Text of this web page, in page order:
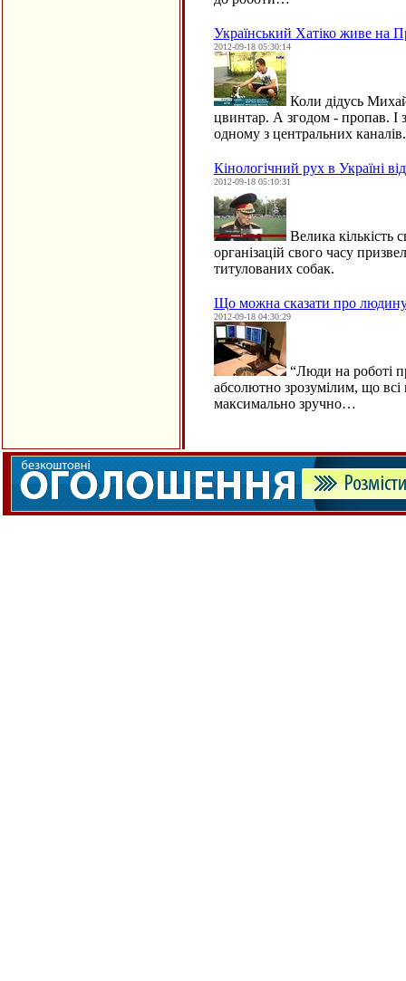
Український Хатіко живе на
2012-09-18 05:30:14
Коли дідусь
цвинтар. А згодом - пропав. І
одному з центральних каналів.
Кінологічний рух в Україні
2012-09-18 05:10:31
Велика кількість
організацій свого часу
титулованих собак.
Що можна сказати про людину
2012-09-18 04:30:29
“Люди на роботі
абсолютно зрозумілим, що
максимально зручно…